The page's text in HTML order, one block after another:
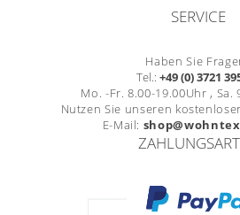
SERVICE
Haben Sie
Tel.: +49 (0) 3721
Mo. -Fr. 8.00-19.00Uhr , Sa.
Nutzen Sie unseren
E-Mail: